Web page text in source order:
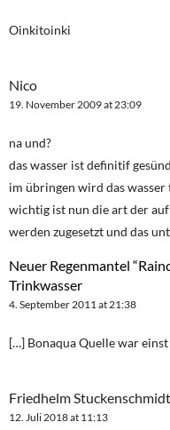
Oinkitoinki
Nico
19. November 2009 at 23:09
na und?
das wasser ist definitif
im übringen wird das
wichtig ist nun die art der
werden zugesetzt und das
Neuer Regenmantel
Trinkwasser
4. September 2011 at 21:38
[…] Bonaqua Quelle war
Friedhelm Stuckenschmidt
12. Juli 2018 at 11:13